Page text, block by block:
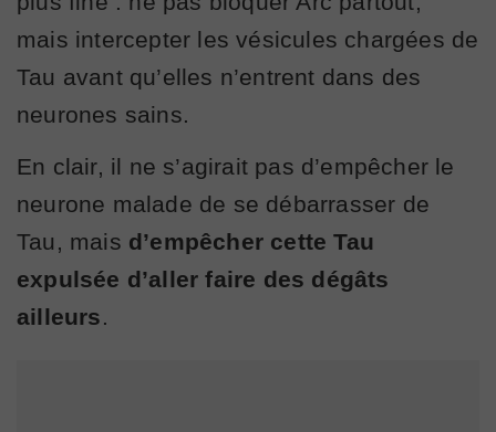
mais intercepter les vésicules chargées de
Tau avant qu’elles n’entrent dans des
neurones sains.
En clair, il ne s’agirait pas d’empêcher le
neurone malade de se débarrasser de
Tau, mais d’empêcher cette Tau
expulsée d’aller faire des dégâts
ailleurs.